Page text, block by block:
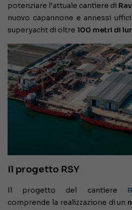
potenziare l’attuale cantiere di
nuovo capannone e annessi
superyacht di oltre 100 metri di
Il progetto RSY
Il progetto del cantiere
comprende la realizzazione di un